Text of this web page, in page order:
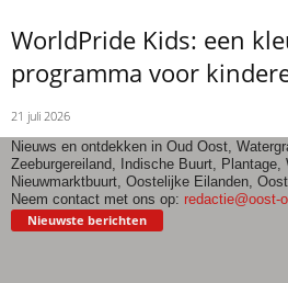
WorldPride Kids: een
programma voor
21 juli 2026
Nieuws en ontdekken in Oud Oost,
Zeeburgereiland, Indische Buurt, Plantage,
Nieuwmarktbuurt, Oostelijke Eilanden,
Neem contact met ons op: redactie@oost-
Nieuwste berichten